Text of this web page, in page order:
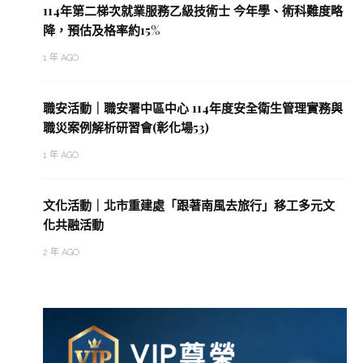
114年第二梯次就業服務乙級技術士 今年學、術科難度略
降，預估及格率約15%
1 年 AGO
職安活動｜職安署中區中心 114年度安全衛生管理實務與
職災案例解析研習會(彰化場53)
1 年 AGO
文化活動｜北市重建處「跟著南風去旅行」移工多元文
化共融活動
2 年 AGO